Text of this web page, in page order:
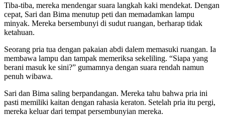
Tiba-tiba, mereka mendengar suara langkah kaki mendekat. Dengan
cepat, Sari dan Bima menutup peti dan memadamkan lampu
minyak. Mereka bersembunyi di sudut ruangan, berharap tidak
ketahuan.
Seorang pria tua dengan pakaian abdi dalem memasuki ruangan. Ia
membawa lampu dan tampak memeriksa sekeliling. “Siapa yang
berani masuk ke sini?” gumamnya dengan suara rendah namun
penuh wibawa.
Sari dan Bima saling berpandangan. Mereka tahu bahwa pria ini
pasti memiliki kaitan dengan rahasia keraton. Setelah pria itu pergi,
mereka keluar dari tempat persembunyian mereka.